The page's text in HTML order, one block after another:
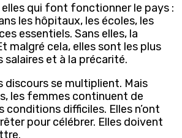
qui font fonctionner le pays :
les hôpitaux, les écoles, les
essentiels. Sans elles, la
malgré cela, elles sont les plus
salaires et à la précarité.
discours se multiplient. Mais
les femmes continuent de
conditions difficiles. Elles n’ont
pour célébrer. Elles doivent